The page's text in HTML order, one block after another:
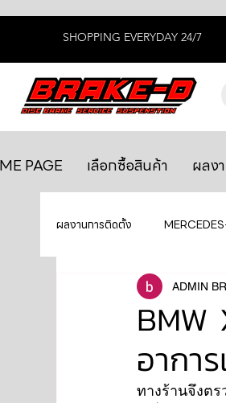
SHOPPING EVERYDAY 24/7
PAGE เลือกซื้อสินค้า ผลง
ผลงานการติดตั้ง
BENTLEY LEXUS
MAHLE
อากา
ADMIN
ทางร้านจึงตร